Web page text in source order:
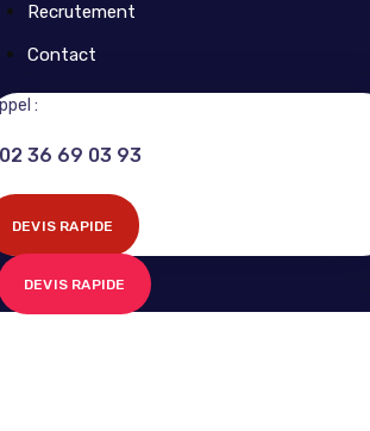
Recrutement
Contact
:
02 36 69 03 93
DEVIS RAPIDE
DEVIS RAPIDE